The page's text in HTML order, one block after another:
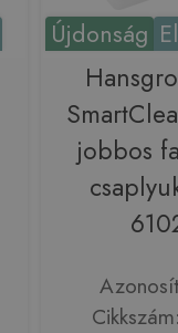
Újdonság
jobbos